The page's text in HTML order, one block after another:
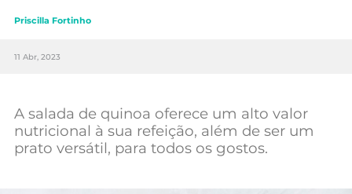
Fitness
Mães e Bebés
Priscilla Fortinho
11 Abr, 2023
A salada de quinoa oferece um alto valor
nutricional à sua refeição, além de ser um
prato versátil, para todos os gostos.